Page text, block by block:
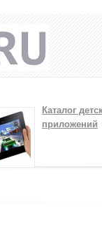
Каталог
приложений